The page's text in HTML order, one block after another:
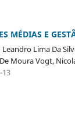
MÉDIAS E
Lima Da
Moura Vogt,
13